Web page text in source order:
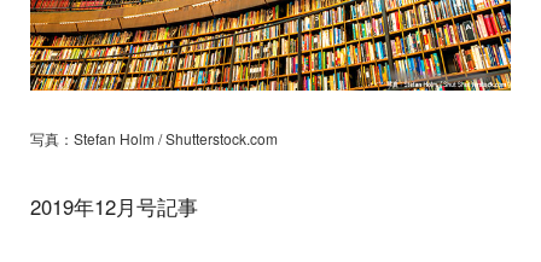
写真：Stefan Holm / Shutterstock.com
2019年12月号記事